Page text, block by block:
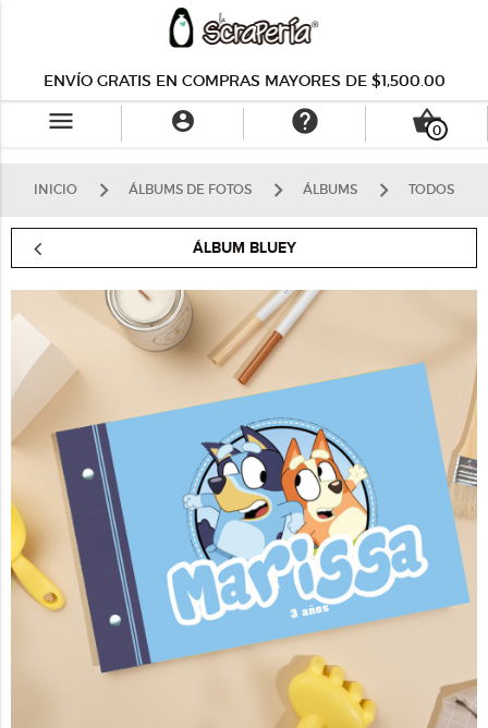
ENVÍO GRATIS EN COMPRAS MAYORES DE $1,500.00
menu  help 0
shopping_basket
INICIO ÁLBUMS DE FOTOS ÁLBUMS TODOS
ÁLBUM BLUEY